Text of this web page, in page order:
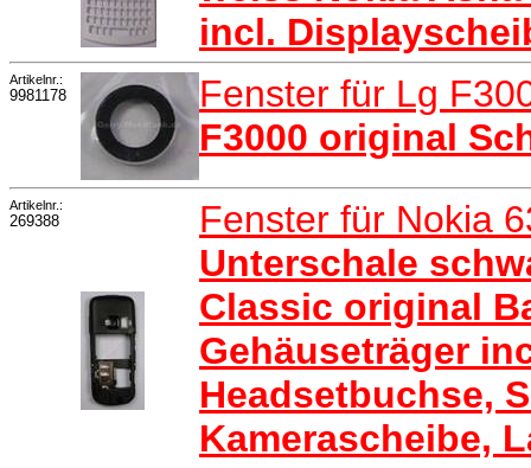
incl.
Artikelnr.:
9981178
Fenster für Lg
F3000 original
Artikelnr.:
269388
Fenster für Nokia
Unterschale
Classic original
Gehäuseträger
Headsetbuchse,
Kamerascheibe,